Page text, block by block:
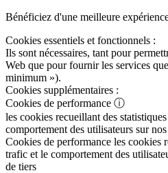
Bénéficiez d'une meilleure
Cookies essentiels et fonctionnels :
Ils sont nécessaires, tant pour
Web que pour fournir les services
minimum »).
Cookies supplémentaires :
Cookies de performance ⓘ
les cookies recueillant des
comportement des utilisateurs sur
Cookies de performance les cookies
trafic et le comportement des
de tiers